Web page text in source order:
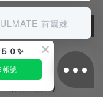
JOIN
例假日除外)
首爾妹
０✨
帳號